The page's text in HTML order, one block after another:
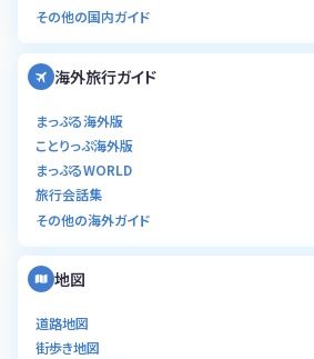
その他の国内ガイド
海外旅行ガイド
まっぷる海外版
ことりっぷ海外版
まっぷるWORLD
旅行会話集
その他の海外ガイド
地図
道路地図
街歩き地図